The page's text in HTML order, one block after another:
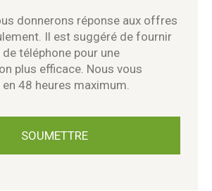
donnerons réponse aux offres
Il est suggéré de fournir
téléphone pour une
plus efficace. Nous vous
48 heures maximum.